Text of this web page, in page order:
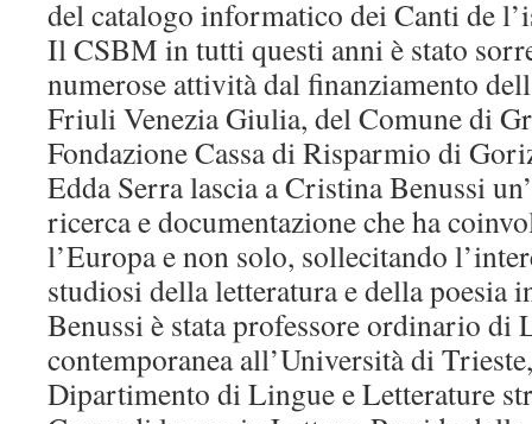
del catalogo informatico dei Canti de
Il CSBM in tutti questi anni è stato
numerose attività dal finanziamento
Friuli Venezia Giulia, del Comune di
Fondazione Cassa di Risparmio di
Edda Serra lascia a Cristina Benussi
ricerca e documentazione che ha
l’Europa e non solo, sollecitando
studiosi della letteratura e della poesia
Benussi è stata professore ordinario di
contemporanea all’Università di
Dipartimento di Lingue e Letterature